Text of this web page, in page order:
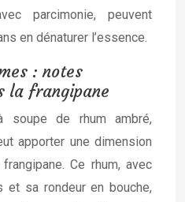
parcimonie, peuvent
en dénaturer l’essence.
: notes
la frangipane
soupe de rhum ambré,
apporter une dimension
Ce rhum, avec
et sa rondeur en bouche,